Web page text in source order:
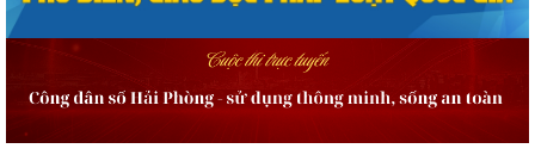
Quyết định công bố Người phát ngôn và cung cấp thông tin cho báo chí
của Ủy ban nhân dân xã Vĩnh Bảo
Kế hoạch triển khai thực hiện Chương trình Sức khỏe học đườnggia i
đoạn 2026-2035 trên địa bàn xã...